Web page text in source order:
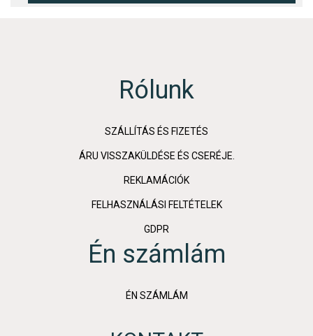
Rólunk
SZÁLLÍTÁS ÉS FIZETÉS
ÁRU VISSZAKÜLDÉSE ÉS CSERÉJE.
REKLAMÁCIÓK
FELHASZNÁLÁSI FELTÉTELEK
GDPR
Én számlám
ÉN SZÁMLÁM